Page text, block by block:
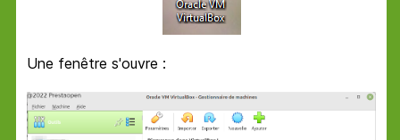
Une fenêtre s'ouvre :